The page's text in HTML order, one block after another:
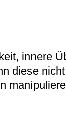
innere
diese